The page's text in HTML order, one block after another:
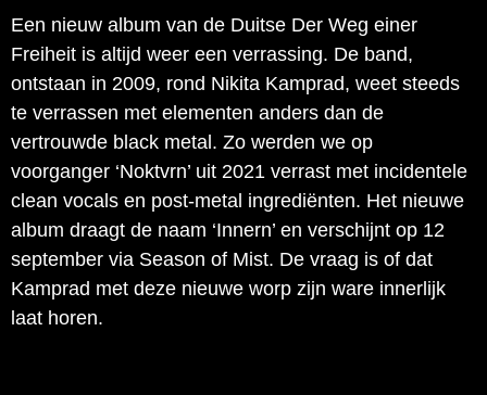
Een nieuw album van de Duitse Der Weg einer
Freiheit is altijd weer een verrassing. De band,
ontstaan in 2009, rond Nikita Kamprad, weet steeds
te verrassen met elementen anders dan de
vertrouwde black metal. Zo werden we op
voorganger ‘Noktvrn’ uit 2021 verrast met incidentele
clean vocals en post-metal ingrediënten. Het nieuwe
album draagt de naam ‘Innern’ en verschijnt op 12
september via Season of Mist. De vraag is of dat
Kamprad met deze nieuwe worp zijn ware innerlijk
laat horen.